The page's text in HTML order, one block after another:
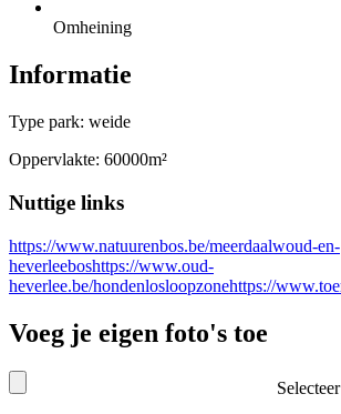
Omheining
Informatie
Type park: weide
Oppervlakte: 60000m²
Nuttige links
https://www.natuurenbos.be/meerdaalwoud-en-
heverleeboshttps://www.oud-
heverlee.be/hondenlosloopzonehttps://
Voeg je eigen foto's toe